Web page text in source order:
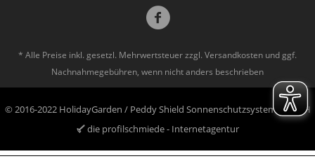
* Alle Preise inkl. gesetzl. Mehrwertsteuer zzgl. Versandkosten und ggf.
Nachnahmegebühren, wenn nicht anders beschrieben
© 2016-2022 HolidayGarden / Peddy Shield Sonnenschutzsysteme GmbH
die profilschmiede - Internetagentur